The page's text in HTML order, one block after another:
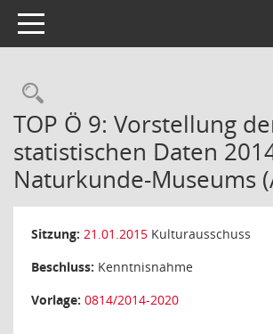
Toggle navigation
Rechercheauswahl
TOP Ö 9: Vorstellung
statistischen Daten
Naturkunde-Museums
Sitzung: 21.01.2015 Kulturausschuss
Beschluss: Kenntnisnahme
Vorlage: 0814/2014-2020